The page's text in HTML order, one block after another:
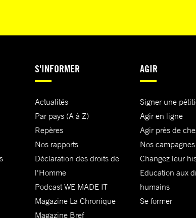
S'INFORMER
Actualités
Par pays (A à Z)
Repères
Nos rapports
Déclaration des droits de
l'Homme
Podcast WE MADE IT
Magazine La Chronique
Magazine Bref
AGIR
Signer une
Agir en ligne
Agir près de
Nos campagnes
Changez leur
Education aux
humains
Se former